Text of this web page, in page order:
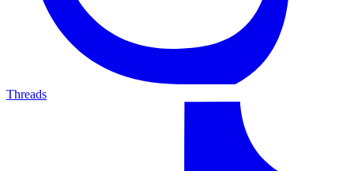
Threads